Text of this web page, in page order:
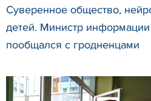
Суверенное общество,
детей. Министр
пообщался с гродненцами